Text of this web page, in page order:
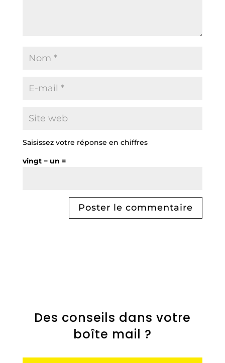
Saisissez votre réponse en chiffres
vingt − un =
Des conseils dans votre
boîte mail ?